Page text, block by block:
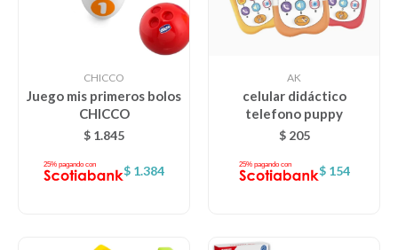
CHICCO
Juego mis primeros bolos
CHICCO
$ 1.845
$ 1.384
AK
celular didáctico
telefono puppy
$ 205
$ 154
Textiles
Bolsos y mochilas maternales